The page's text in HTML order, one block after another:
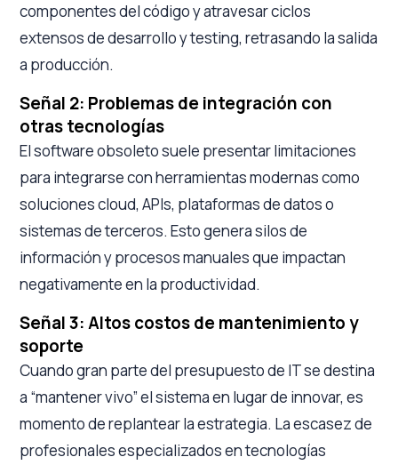
componentes del código y atravesar ciclos
extensos de desarrollo y testing, retrasando la salida
a producción.
Señal 2: Problemas de integración con
otras tecnologías
El software obsoleto suele presentar limitaciones
para integrarse con herramientas modernas como
soluciones cloud, APIs, plataformas de datos o
sistemas de terceros. Esto genera silos de
información y procesos manuales que impactan
negativamente en la productividad.
Señal 3: Altos costos de mantenimiento y
soporte
Cuando gran parte del presupuesto de IT se destina
a “mantener vivo” el sistema en lugar de innovar, es
momento de replantear la estrategia. La escasez de
profesionales especializados en tecnologías